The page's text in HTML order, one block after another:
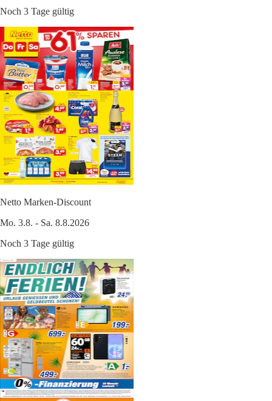
Noch 3 Tage gültig
Netto Marken-Discount
Mo. 3.8. - Sa. 8.8.2026
Noch 3 Tage gültig